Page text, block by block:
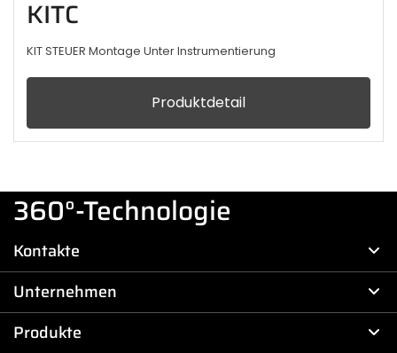
KITC
KIT STEUER Montage Unter Instrumentierung
Produktdetail
360°-Technologie
Kontakte
Unternehmen
Produkte